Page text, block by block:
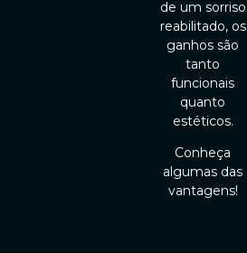
de um sorriso
reabilitado, os
ganhos são
tanto
funcionais
quanto
estéticos.
Conheça
algumas das
vantagens!